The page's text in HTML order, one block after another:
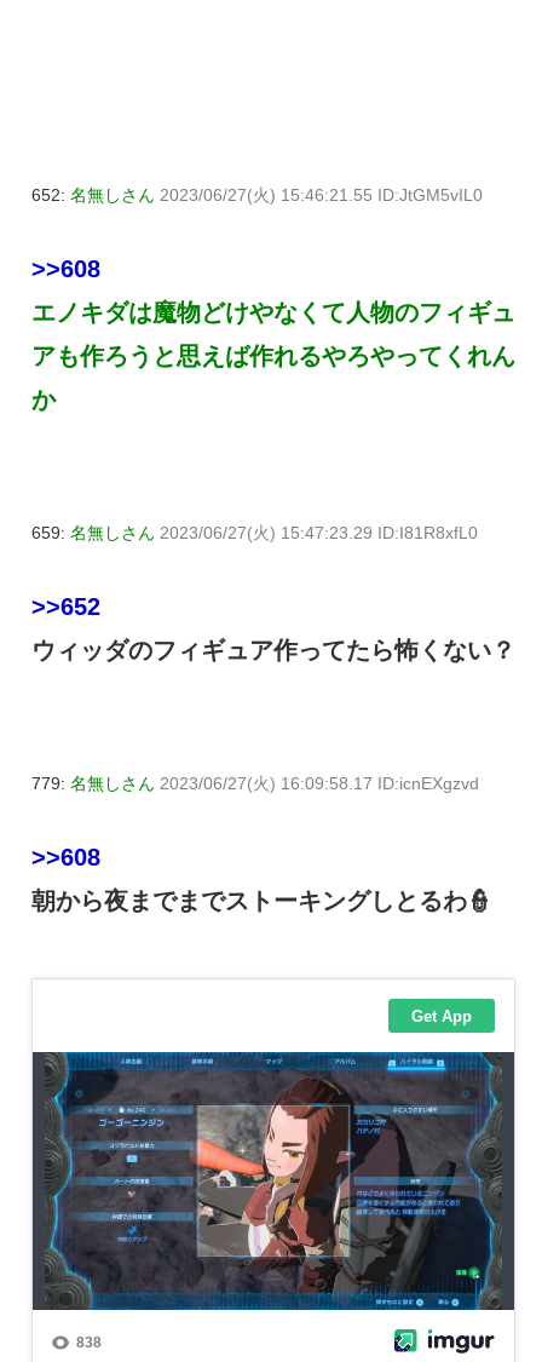
652: 名無しさん 2023/06/27(火) 15:46:21.55 ID:JtGM5vIL0
>>608
エノキダは魔物どけやなくて人物のフィギュ
アも作ろうと思えば作れるやろやってくれん
か
659: 名無しさん 2023/06/27(火) 15:47:23.29 ID:I81R8xfL0
>>652
ウィッダのフィギュア作ってたら怖くない？
779: 名無しさん 2023/06/27(火) 16:09:58.17 ID:icnEXgzvd
>>608
朝から夜までまでストーキングしとるわ👮